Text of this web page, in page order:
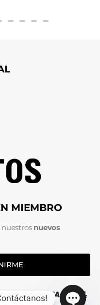
MIEMBRO
nuevos